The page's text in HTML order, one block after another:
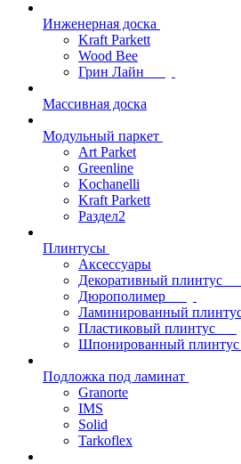
Инженерная доска
Kraft Parkett
Wood Bee
Грин Лайн
Массивная доска
Модульный паркет
Art Parket
Greenline
Kochanelli
Kraft Parkett
Раздел2
Плинтусы
Аксессуары
Декоративный плинтус
Дюрополимер
Ламинированный
Пластиковый плинтус
Шпонированный плинтус
Подложка под ламинат
Granorte
IMS
Solid
Tarkoflex